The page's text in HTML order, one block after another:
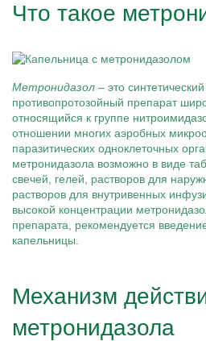
Что такое
Метронидазол – это
противопротозойный препарат
относящийся к группе
отношении многих аэробных
паразитических одноклеточных
метронидазола возможно в виде
свечей, гелей, растворов для
растворов для внутривенных
высокой концентрации
препарата, рекомендуется
капельницы.
Механизм
метронидазола